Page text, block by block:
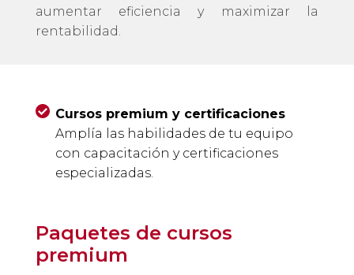
aumentar eficiencia y maximizar la
rentabilidad.
Cursos premium y certificaciones
Amplía las habilidades de tu equipo
con capacitación y certificaciones
especializadas.
Paquetes de cursos
premium